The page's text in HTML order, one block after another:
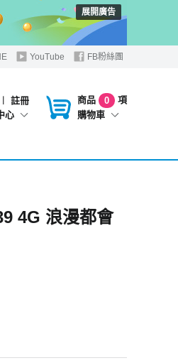
展開廣告
YouTube FB粉絲團
︱
註冊
心
商品 0
項
購物車
4G 浪漫都會